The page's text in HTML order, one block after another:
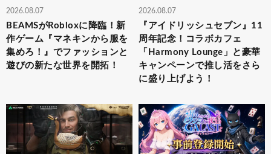
2026.08.07
BEAMSがRobloxに降臨！新
作ゲーム『マネキンから服を
集めろ！』でファッションと
遊びの新たな世界を開拓！
2026.08.07
『アイドリッシュセブン』11
周年記念！コラボカフェ
「Harmony Lounge」と豪華
キャンペーンで推し活をさら
に盛り上げよう！